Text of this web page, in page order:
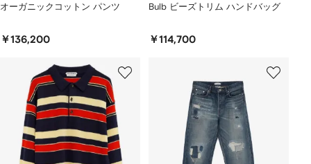
オーガニックコットン パンツ
￥136,200
Bulb ビーズトリム ハンドバッグ
￥114,700